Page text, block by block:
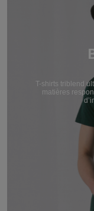
T-shirts triblend
matières